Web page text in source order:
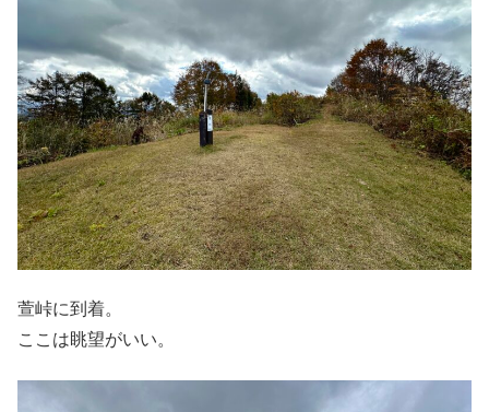
萱峠に到着。
ここは眺望がいい。